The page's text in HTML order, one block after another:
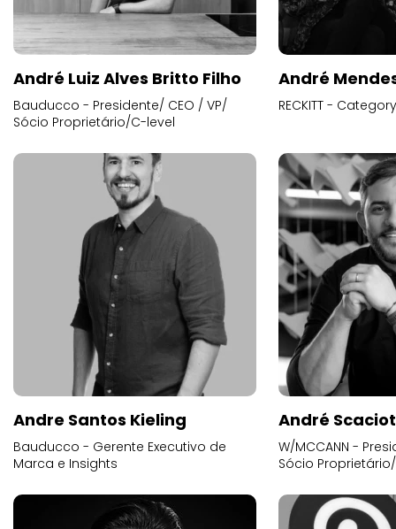
André Luiz Alves Britto Filho
Bauducco - Presidente/ CEO / VP/
Sócio Proprietário/C-level
André
RECKITT -
Andre Santos Kieling
Bauducco - Gerente Executivo de
Marca e Insights
André
W/MCCANN -
Sócio